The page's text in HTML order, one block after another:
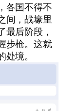
各国不得不
间，战壕里
最后阶段，
步枪。这就
境。